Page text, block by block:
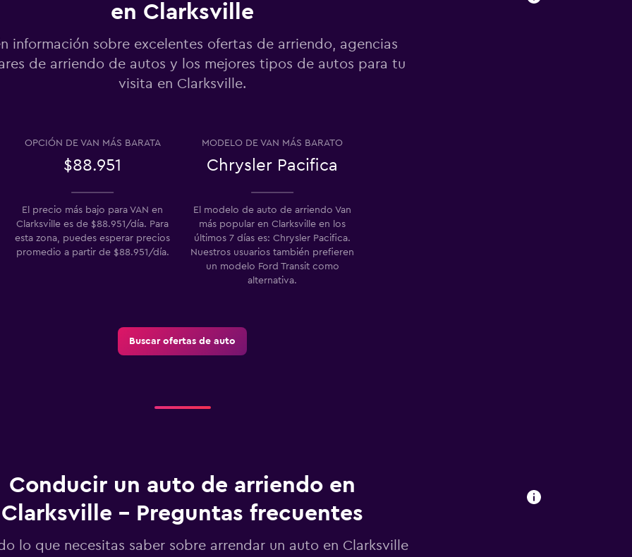
Ver preciosen Clarksville
información sobre excelentes ofertas de arriendo, agencias
de arriendo de autos y los mejores tipos de autos para tu
visita en Clarksville.
OPCIÓN DE VAN MÁS BARATA
$88.951
MODELO DE VAN MÁS BARATO
Chrysler Pacifica
El precio más bajo para VAN en
Clarksville es de $88.951/día. Para
esta zona, puedes esperar precios
promedio a partir de $88.951/día.
El modelo de auto de arriendo Van
más popular en Clarksville en los
últimos 7 días es: Chrysler Pacifica.
Nuestros usuarios también prefieren
un modelo Ford Transit como
alternativa.
Buscar ofertas de auto
Conducir un auto de arriendo en
Clarksville - Preguntas frecuentes
lo que necesitas saber sobre arrendar un auto en Clarksville